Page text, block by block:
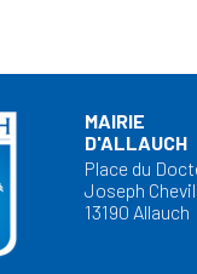
MAIRIE
D'ALLAUCH
Place du
Joseph
13190 Allauch